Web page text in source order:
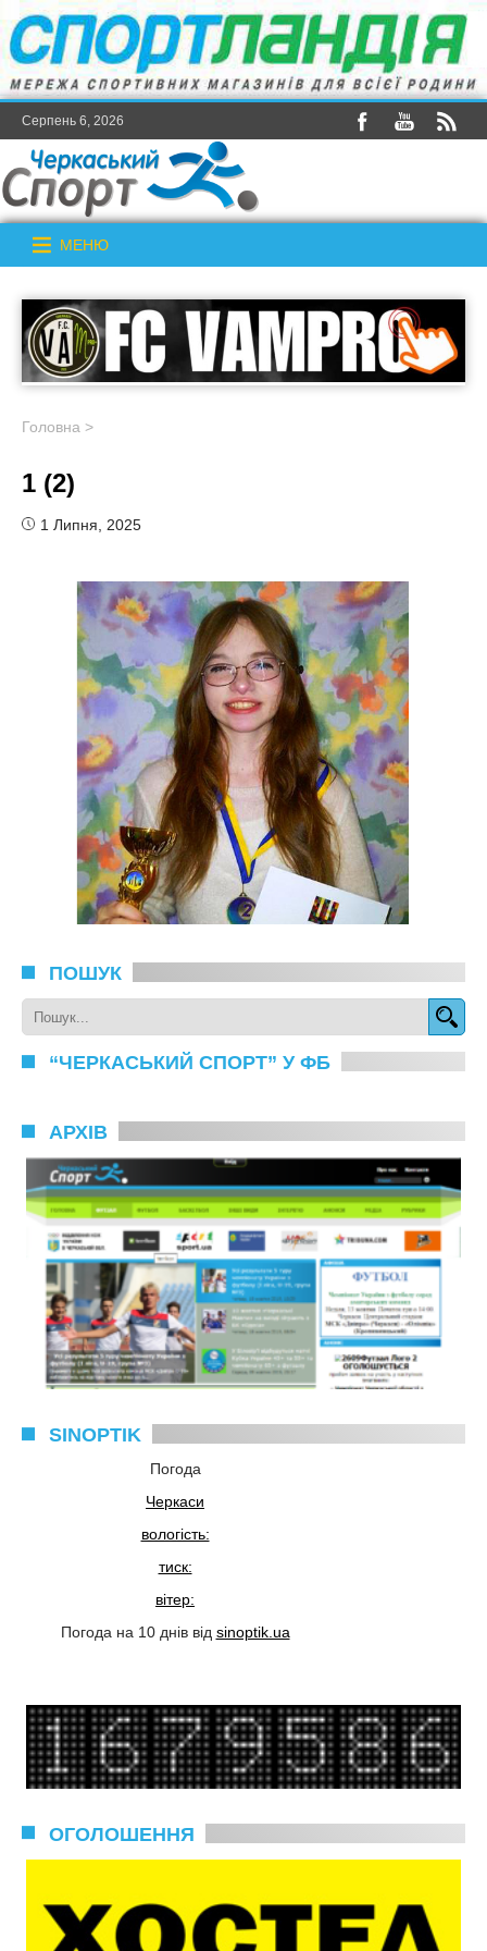
Серпень 6, 2026
МЕНЮ
Головна >
1 (2)
1 Липня, 2025
ПОШУК
“ЧЕРКАСЬКИЙ СПОРТ” У ФБ
АРХІВ
SINOPTIK
Погода
Черкаси
вологість:
тиск:
вітер:
Погода на 10 днів від sinoptik.ua
ОГОЛОШЕННЯ